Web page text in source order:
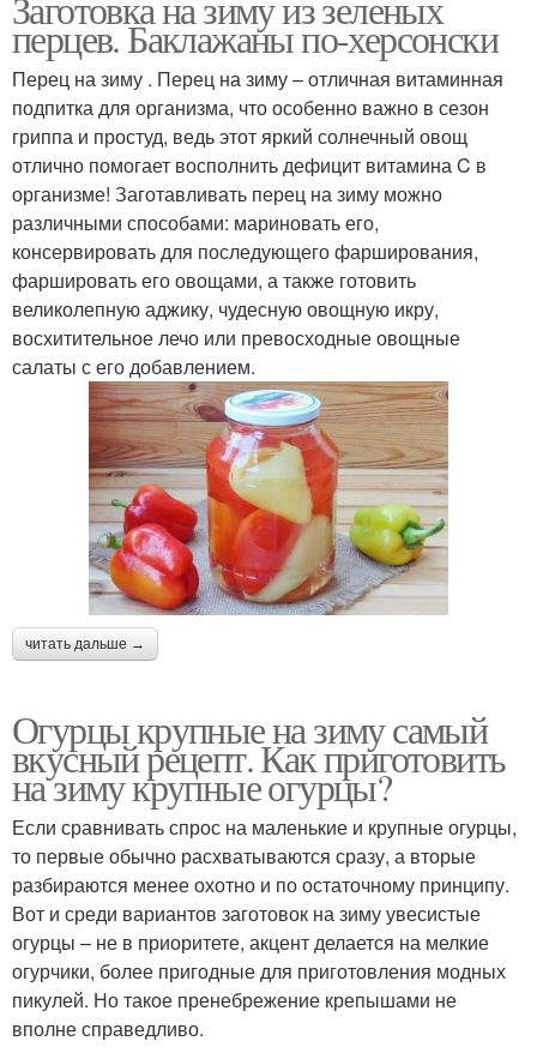
перцев. Баклажаны по-херсонски
Перец на зиму . Перец на зиму – отличная витаминная
подпитка для организма, что особенно важно в сезон
гриппа и простуд, ведь этот яркий солнечный овощ
отлично помогает восполнить дефицит витамина C в
организме! Заготавливать перец на зиму можно
различными способами: мариновать его,
консервировать для последующего фарширования,
фаршировать его овощами, а также готовить
великолепную аджику, чудесную овощную икру,
восхитительное лечо или превосходные овощные
салаты с его добавлением.
читать дальше →
Огурцы крупные на зиму самый
вкусный рецепт. Как приготовить
на зиму крупные огурцы?
Если сравнивать спрос на маленькие и крупные огурцы,
то первые обычно расхватываются сразу, а вторые
разбираются менее охотно и по остаточному принципу.
Вот и среди вариантов заготовок на зиму увесистые
огурцы – не в приоритете, акцент делается на мелкие
огурчики, более пригодные для приготовления модных
пикулей. Но такое пренебрежение крепышами не
вполне справедливо.